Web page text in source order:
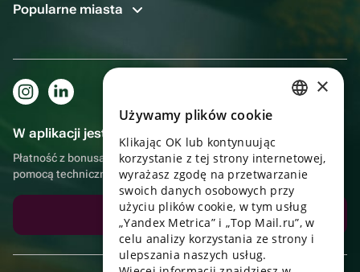
Popularne miasta
W aplikacji jest to jeszcze wygodniejsze!
Płatność z bonusami, samodzielna dostawa, wygodny czat z
pomocą techniczną
Pobierz aplikację
UKRAINIAN
PORTUGUESE
SPANISH
×
Używamy plików cookie
Klikając OK lub kontynuując
korzystanie z tej strony internetowej,
wyrażasz zgodę na przetwarzanie
swoich danych osobowych przy
użyciu plików cookie, w tym usług
„Yandex Metrica” i „Top Mail.ru”, w
celu analizy korzystania ze strony i
ulepszania naszych usług.